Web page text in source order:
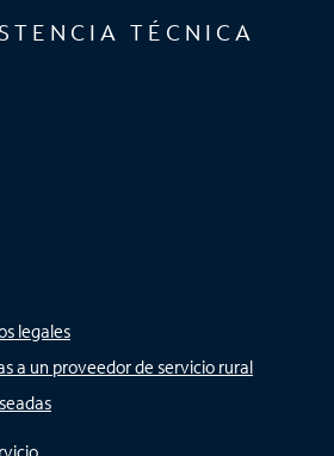
TÉCNICA
legales
a un proveedor de servicio rural